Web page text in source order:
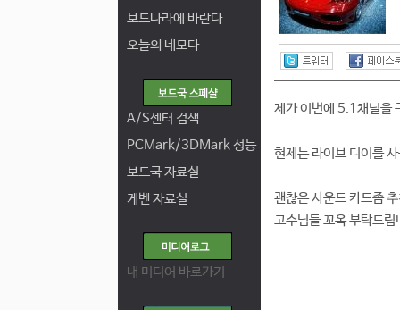
보드나라에 바란다
오늘의 네모다
A/S센터 검색
PCMark/3DMark 성능
보드국 자료실
케벤 자료실
내 미디어 바로가기
제가 이번에 5.1채널을
현제는 라이브 디이를
괜찮은 사운드 카드좀
고수님들 꼬옥 부탁드